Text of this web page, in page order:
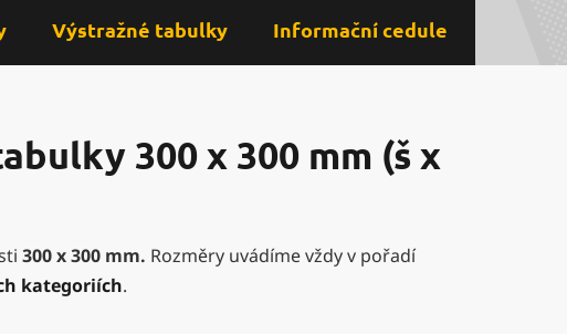
KOŠÍK
Výstražné tabulky Informační cedule
300 x 300 mm (š x
300 x 300 mm. Rozměry uvádíme vždy v pořadí
kategoriích.